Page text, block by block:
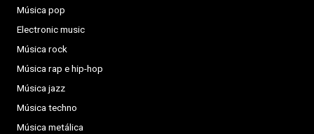
Música pop
Electronic music
Música rock
Música rap e hip-hop
Música jazz
Música techno
Música metálica